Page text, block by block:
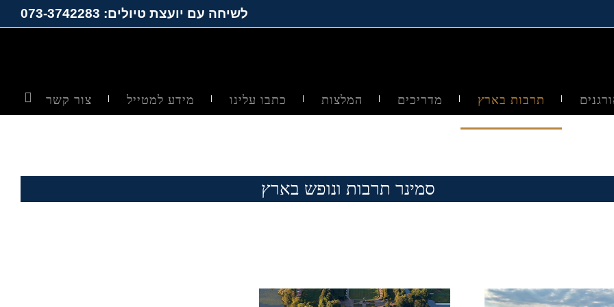
לשיחה עם יועצת טיולים: 073-3742283
תרבות בארץ מדריכים המלצות כתבו עלינו מידע למטייל צור קשר
סמינר תרבות ונופש בארץ